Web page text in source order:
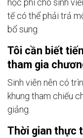
học phí cho sinh
tế có thể phải trả
bổ sung.
Tôi cần biết
tham gia
Sinh viên nên có
khung tham chiếu
giảng.
Thời gian thực